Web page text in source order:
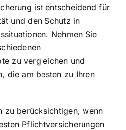
ist entscheidend für
und den Schutz in
Nehmen Sie
zu vergleichen und
die am besten zu Ihren
zu berücksichtigen, wenn
Pflichtversicherungen